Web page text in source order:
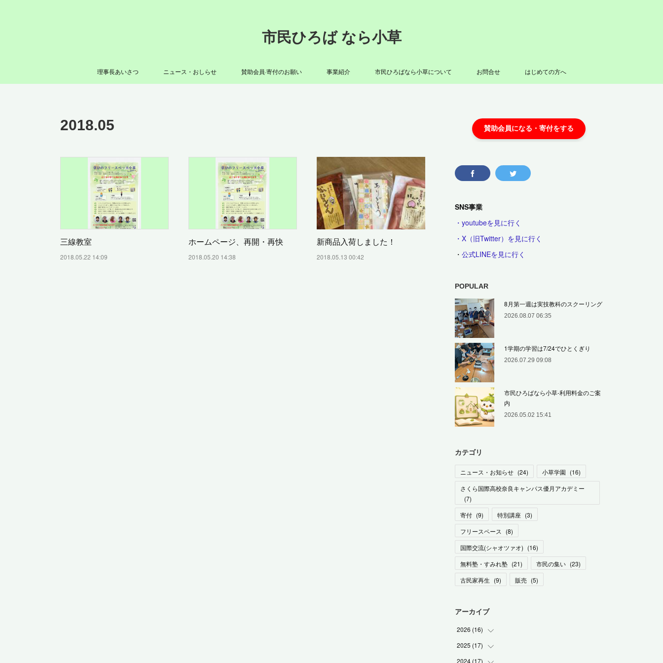
市民ひろば なら小草
理事長あいさつ ニュース・おしらせ 賛助会員·寄付のお願い 事業紹介 市民ひろばなら小草について お問合せ はじめての方へ
2018.05
三線教室
2018.05.22 14:09
ホームページ、再開・再快
2018.05.20 14:38
新商品入荷しました！
2018.05.13 00:42
SNS事業
・youtubeを見に行く
・X（旧Twitter）を見に行く
・ 公式LINEを見に行く
POPULAR
8月第一週は実技教科のスクーリング
2026.08.07 06:35
1学期の学習は7/24でひとくぎり
2026.07.29 09:08
市民ひろばなら小草‐利用料金のご案
内
2026.05.02 15:41
カテゴリ
ニュース・お知らせ (24) 小草学園 (16)
さくら国際高校奈良キャンパス優月アカデミー
(7)
寄付 (9) 特別講座 (3)
フリースペース
(8)
国際交流(シャオツァオ) (16)
無料塾・すみれ塾 (21) 市民の集い (23)
古民家再生 (9) 販売 (5)
アーカイブ
2026 (16)
(1
(1
2025 (17)
(2
2024 (17)